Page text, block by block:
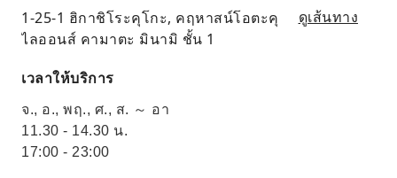
1-25-1 ฮิกาชิโระคุโกะ, คฤหาสน์โอตะคุ
ไลออนส์ คามาตะ มินามิ ชั้น 1
ดูเส้นทาง
เวลาให้บริการ
จ., อ., พฤ., ศ., ส. ～ อา
11.30 - 14.30 น.
17:00 - 23:00